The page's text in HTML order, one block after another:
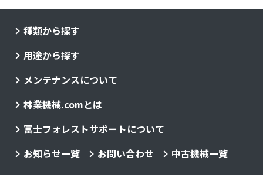
種類から探す
用途から探す
メンテナンスについて
林業機械.comとは
富士フォレストサポートについて
お知らせ一覧
お問い合わせ 中古機械一覧